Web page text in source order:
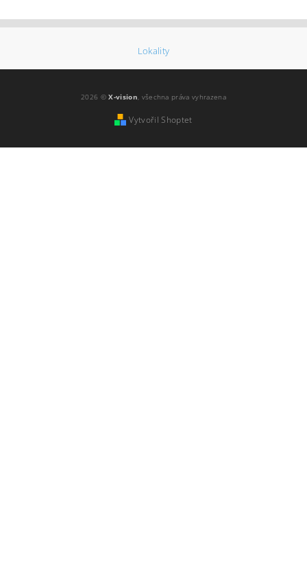
Lokality
2026 ©X-vision, všechna práva vyhrazena
Vytvořil Shoptet